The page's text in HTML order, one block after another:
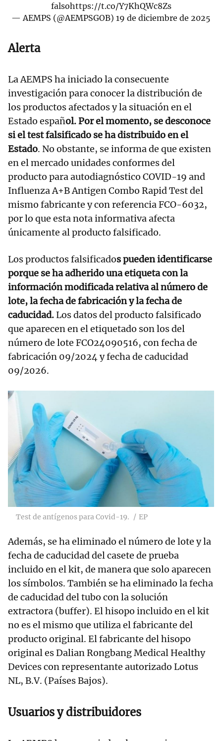
falsohttps://t.co/Y7KhQWc8Zs
— AEMPS (@AEMPSGOB) 19 de diciembre de 2025
Alerta
La AEMPS ha iniciado la consecuente
investigación para conocer la distribución de
los productos afectados y la situación en el
Estado español. Por el momento, se desconoce
si el test falsificado se ha distribuido en el
Estado. No obstante, se informa de que existen
en el mercado unidades conformes del
producto para autodiagnóstico COVID-19 and
Influenza A+B Antigen Combo Rapid Test del
mismo fabricante y con referencia FCO-6032,
por lo que esta nota informativa afecta
únicamente al producto falsificado.
Los productos falsificados pueden identificarse
porque se ha adherido una etiqueta con la
información modificada relativa al número de
lote, la fecha de fabricación y la fecha de
caducidad.Los datos del producto falsificado
que aparecen en el etiquetado son los del
número de lote FCO24090516, con fecha de
fabricación 09/2024 y fecha de caducidad
09/2026.
Test de antígenos para Covid-19. EP
Además, se ha eliminado el número de lote y la
fecha de caducidad del casete de prueba
incluido en el kit, de manera que solo aparecen
los símbolos. También se ha eliminado la fecha
de caducidad del tubo con la solución
extractora (buffer). El hisopo incluido en el kit
no es el mismo que utiliza el fabricante del
producto original. El fabricante del hisopo
original es Dalian Rongbang Medical Healthy
Devices con representante autorizado Lotus
NL, B.V. (Países Bajos).
Usuarios y distribuidores